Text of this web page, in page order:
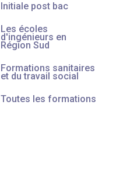
Initiale post bac
Les écoles
d'ingénieurs en
Région Sud
Formations sanitaires
et du travail social
Toutes les formations